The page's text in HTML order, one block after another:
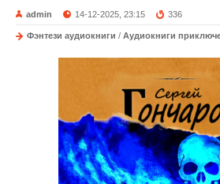
admin 14-12-2025, 23:15 336
Фэнтези аудиокниги / Аудиокниги